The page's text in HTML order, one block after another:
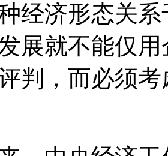
济形态关系
展就不能仅
判，而必须